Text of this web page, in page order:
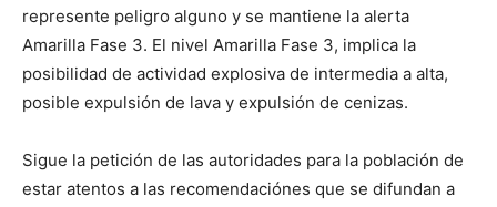
represente peligro alguno y se mantiene la alerta
Amarilla Fase 3. El nivel Amarilla Fase 3, implica la
posibilidad de actividad explosiva de intermedia a alta,
posible expulsión de lava y expulsión de cenizas.
Sigue la petición de las autoridades para la población de
estar atentos a las recomendaciónes que se difundan a